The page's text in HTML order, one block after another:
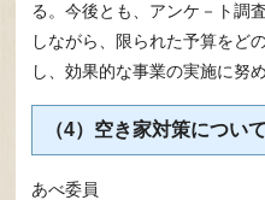
る。今後とも、アンケ－ト調
しながら、限られた予算をど
し、効果的な事業の実施に努
（4）空き家対策について
あべ委員